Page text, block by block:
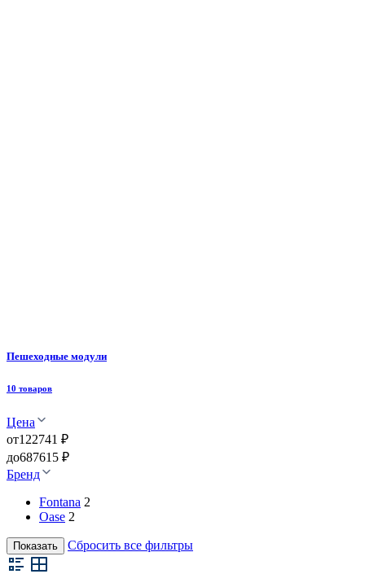
Пешеходные модули
10 товаров
Цена
от122741 ₽
до687615 ₽
Бренд
Fontana 2
Oase 2
Показать Сбросить все фильтры